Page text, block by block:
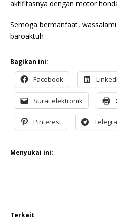
aktifitasnya dengan motor
Semoga bermanfaat,
baroaktuh
Bagikan ini:
Facebook
Surat elektronik
Pinterest
Menyukai ini:
Terkait